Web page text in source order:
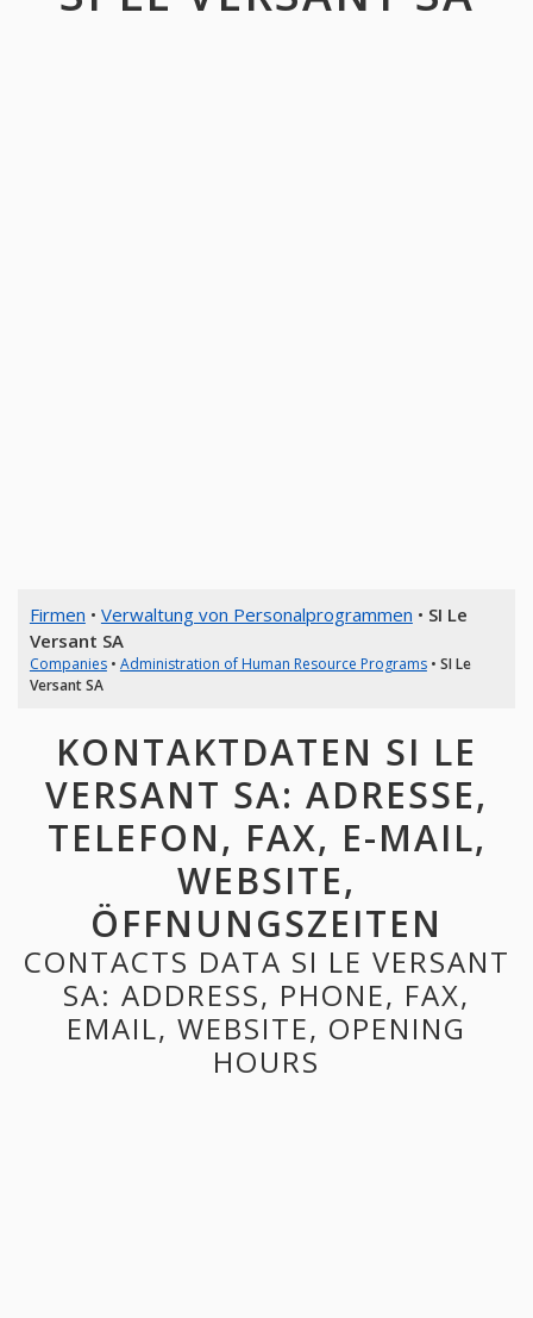
Firmen • Verwaltung von Personalprogrammen • SI Le
Versant SA
Companies• Administration of Human Resource Programs• SI Le
Versant SA
KONTAKTDATEN SI LE
VERSANT SA: ADRESSE,
TELEFON, FAX, E-MAIL,
WEBSITE,
ÖFFNUNGSZEITEN
CONTACTS DATA SI LE VERSANT
SA: ADDRESS, PHONE, FAX,
EMAIL, WEBSITE, OPENING
HOURS